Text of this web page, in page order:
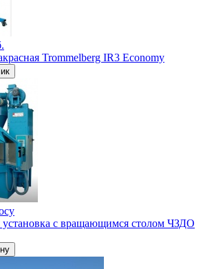
Trommelberg IR3 Economy
установка c вращающимся столом ЧЗДО